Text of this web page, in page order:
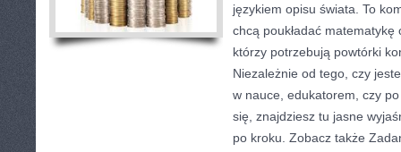
językiem opisu świata. To
chcą poukładać
którzy potrzebują powtórki
Niezależnie od tego, czy
w nauce, edukatorem, czy
się, znajdziesz tu jasne
po kroku. Zobacz także